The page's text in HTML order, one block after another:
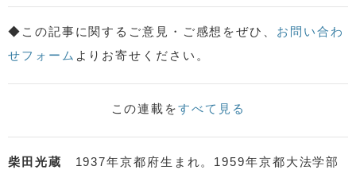
◆この記事に関するご意見・ご感想をぜひ、 お問い合わ
せフォーム よりお寄せください。
この連載をすべて見る
柴田光蔵 1937年京都府生まれ。1959年京都大法学部